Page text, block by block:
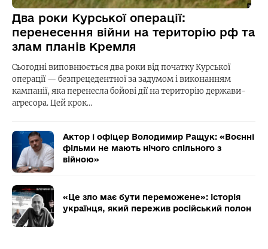
Два роки Курської операції:
перенесення війни на територію рф та
злам планів Кремля
Сьогодні виповнюється два роки від початку Курської
операції — безпрецедентної за задумом і виконанням
кампанії, яка перенесла бойові дії на територію держави-
агресора. Цей крок…
Актор і офіцер Володимир Ращук: «Воєнні
фільми не мають нічого спільного з
війною»
«Це зло має бути переможене»: історія
українця, який пережив російський полон